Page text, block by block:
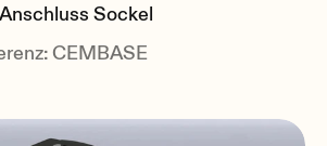
und Gemeinschaft
Sockel
CEMBASE